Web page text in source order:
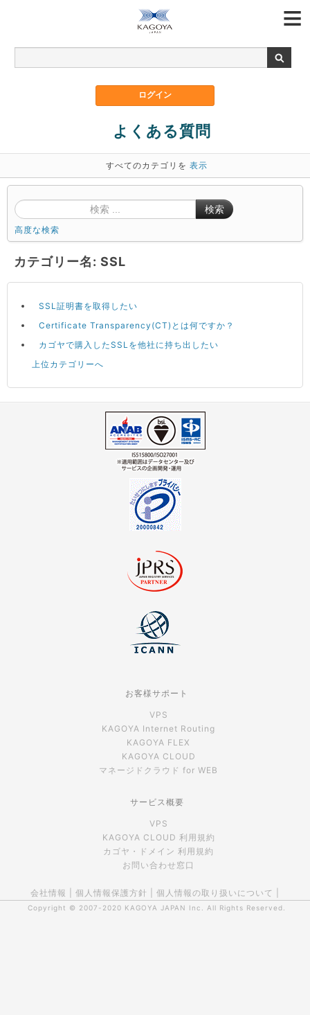
よくある質問
すべてのカテゴリを 表示
検索
高度な検索
カテゴリー名: SSL
SSL証明書を取得したい
Certificate Transparency(CT)とは何ですか？
カゴヤで購入したSSLを他社に持ち出したい
上位カテゴリーへ
お客様サポート
VPS
KAGOYA Internet Routing
KAGOYA FLEX
KAGOYA CLOUD
マネージドクラウド for WEB
サービス概要
VPS
KAGOYA CLOUD 利用規約
カゴヤ・ドメイン 利用規約
お問い合わせ窓口
会社情報 個人情報保護方針 個人情報の取り扱いについて
Copyright © 2007-2020 KAGOYA JAPAN Inc. All Rights Reserved.